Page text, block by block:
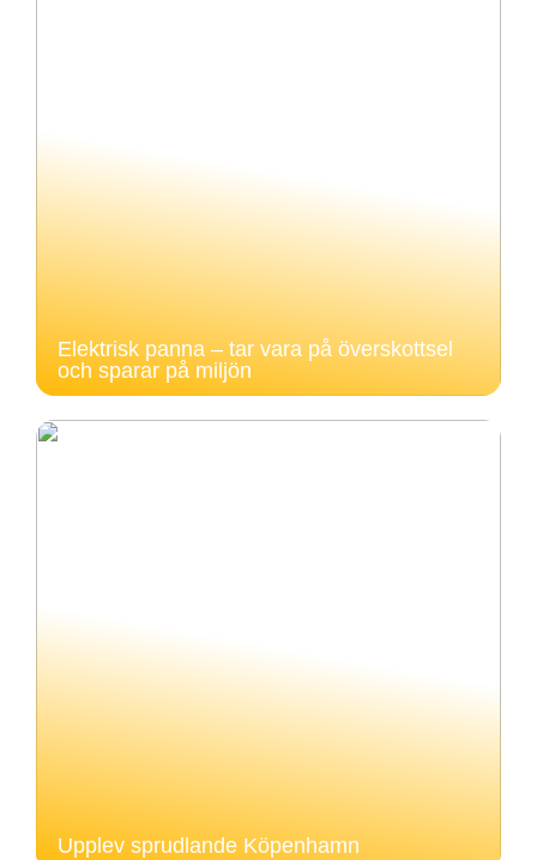
Elektrisk panna – tar vara på överskottsel
och sparar på miljön
Upplev sprudlande Köpenhamn